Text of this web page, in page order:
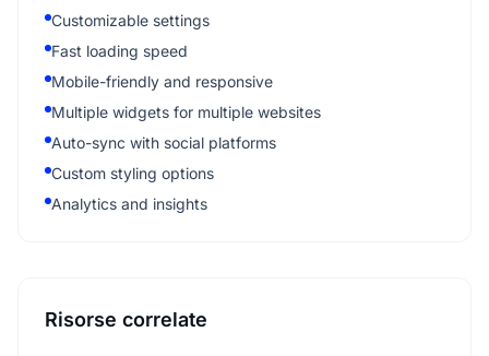
Customizable settings
Fast loading speed
Mobile-friendly and responsive
Multiple widgets for multiple websites
Auto-sync with social platforms
Custom styling options
Analytics and insights
Risorse correlate